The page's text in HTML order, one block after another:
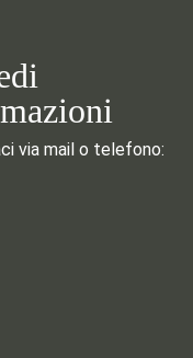
via mail o telefono: